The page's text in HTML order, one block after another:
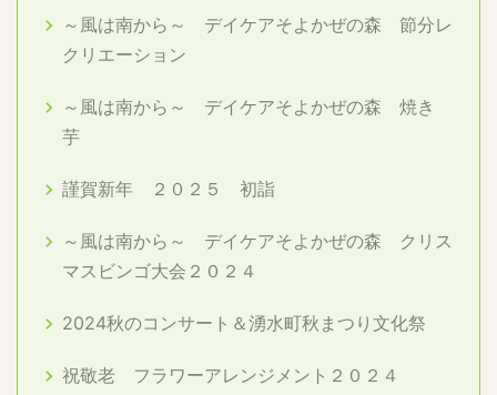
～風は南から～ デイケアそよかぜの森 節分レ
クリエーション
～風は南から～ デイケアそよかぜの森 焼き
芋
謹賀新年 ２０２５ 初詣
～風は南から～ デイケアそよかぜの森 クリス
マスビンゴ大会２０２４
2024秋のコンサート＆湧水町秋まつり文化祭
祝敬老 フラワーアレンジメント２０２４